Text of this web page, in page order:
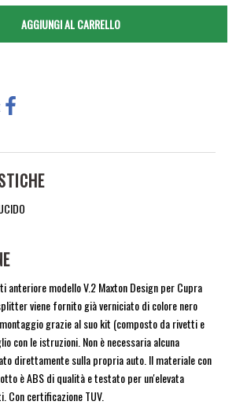
anteriore modello V.2 Maxton Design per Cupra
viene fornito già verniciato di colore nero
grazie al suo kit (composto da rivetti e
con le istruzioni. Non è necessaria alcuna
direttamente sulla propria auto. Il materiale con
è ABS di qualità e testato per un'elevata
Con certificazione TUV.